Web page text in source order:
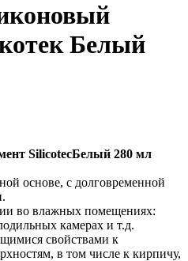
Белый
SilicotecБелый 280 мл
основе, с долговременной
во влажных помещениях:
камерах и т.д.
свойствами к
в том числе к кирпичу,